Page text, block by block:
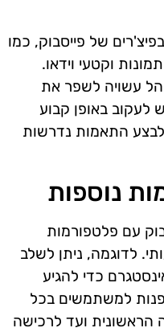
של פייסבוק, כמו
וקטעי וידאו.
עשויה לשפר את
לעקוב באופן קבוע
התאמות נדרשות
נוספות
עם פלטפורמות
לדוגמה, ניתן לשלב
כדי להגיע
למשתמשים בכל
הראשונית ועד לרכישה